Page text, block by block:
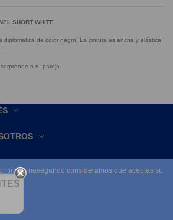
SHORT WHITE
diplomática de color negro. La cintura es ancha y elástica
a tu pareja.
navegando consideramos que aceptas su